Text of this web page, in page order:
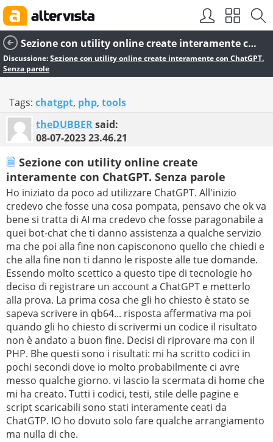
Sezione con utility online create interamente con ChatGPT. Senza parole
Discussione:Sezione con utility online create interamente con ChatGPT.
Senza parole
Tags: chatgpt, php, tools
theDUBBERsaid:
08-07-202323.46.21
Sezione con utility online create
interamente con ChatGPT. Senza parole
Ho iniziato da poco ad utilizzare ChatGPT. All'inizio
credevo che fosse una cosa pompata, pensavo che ok va
bene si tratta di AI ma credevo che fosse paragonabile a
quei bot-chat che ti danno assistenza a qualche servizio
ma che poi alla fine non capisconono quello che chiedi e
che alla fine non ti danno le risposte alle tue domande.
Essendo molto scettico a questo tipe di tecnologie ho
deciso di registrare un account a ChatGPT e metterlo
alla prova. La prima cosa che gli ho chiesto è stato se
sapeva scrivere in qb64... risposta affermativa ma poi
quando gli ho chiesto di scrivermi un codice il risultato
non è andato a buon fine. Decisi di riprovare ma con il
PHP. Bhe questi sono i risultati: mi ha scritto codici in
pochi secondi dove io molto probabilmente ci avre
messo qualche giorno. vi lascio la scermata di home che
mi ha creato. Tutti i codici, testi, stile delle pagine e
script scaricabili sono stati interamente ceati da
ChatGTP. IO ho dovuto solo fare qualche arrangiamento
ma nulla di che.